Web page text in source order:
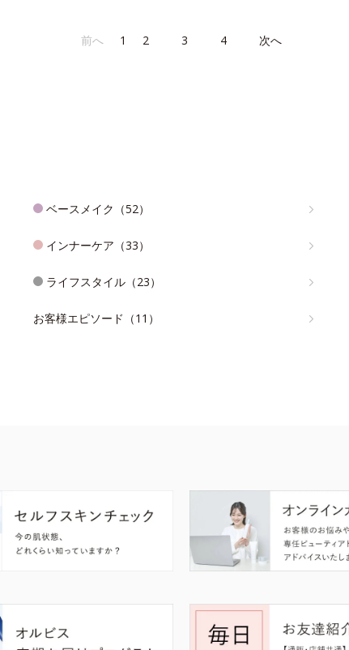
前へ 1 2 3 4 次へ
ベースメイク（52）
インナーケア（33）
ライフスタイル（23）
お客様エピソード（11）